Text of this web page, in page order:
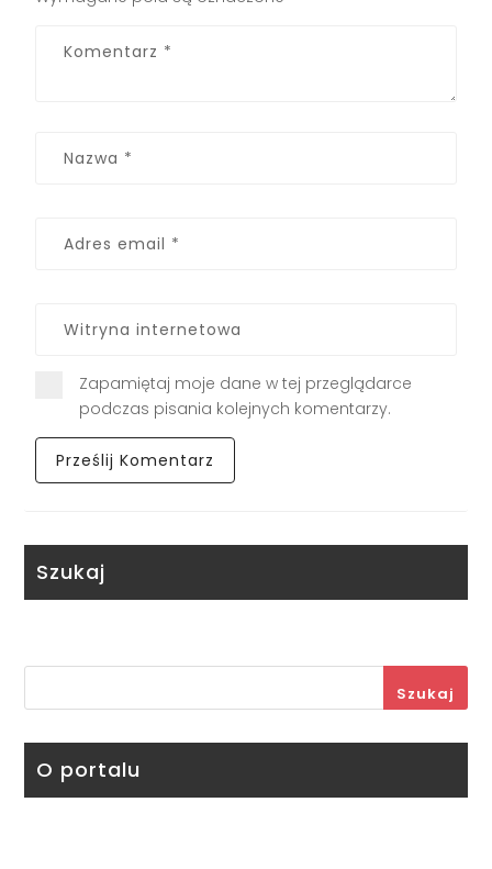
Zapamiętaj moje dane w tej przeglądarce
podczas pisania kolejnych komentarzy.
Szukaj
Szukaj
O portalu